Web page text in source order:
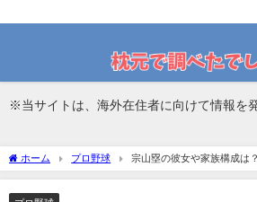
※当サイトは、海外在住者に向けて情報を
ホーム プロ野球
宗山塁の彼女や家族構成は
成績も紹介